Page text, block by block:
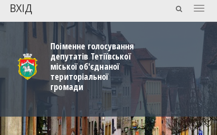
ВХІД
Поіменне голосування
депутатів Тетіївської
міської об'єднаної
територіальної
громади